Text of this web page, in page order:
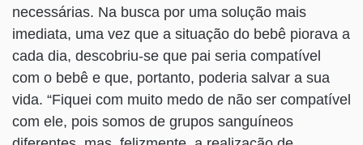
necessárias. Na busca por uma solução mais
imediata, uma vez que a situação do bebê piorava a
cada dia, descobriu-se que pai seria compatível
com o bebê e que, portanto, poderia salvar a sua
vida. “Fiquei com muito medo de não ser compatível
com ele, pois somos de grupos sanguíneos